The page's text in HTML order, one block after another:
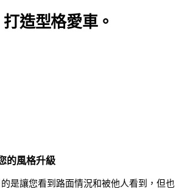
造型格愛車。
的風格升級
是讓您看到路面情況和被他人看到，但也